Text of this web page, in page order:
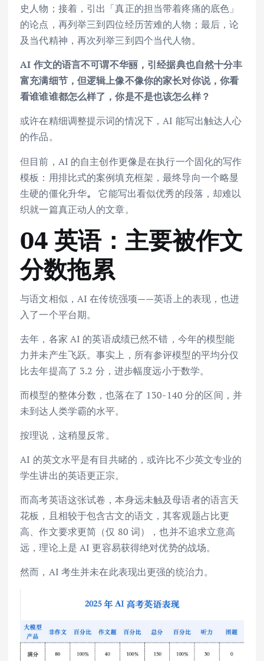
史人物；接着，引出「真正的担当带着疼痛的底色」
的论点，再列举三到四位经历苦难的人物；最后，论
及当代精神，再次列举三到四个当代人物。
AI 作文的语言不可谓不华丽，引经据典也自然十分丰
富充满细节，但逻辑上像不像你的家长对你说，你看
看谁谁谁都怎么样了，你是不是也该怎么样？
或许在精细调整提示词的情况下，AI 能写出触达人心
的作品。
但目前，AI 的自主创作更像是在执行一个固化的写作
模板：用排比式的案例填充框架，最终导向一个略显
生硬的僵化升华。
它能写出看似优秀的段落，却难以
织就一篇真正动人的文章。
04 英语：主要被作文
分数拖累
与语文相似，AI 在传统强项——英语上的表现，也进
入了一个平台期。
去年，各家 AI 的英语成绩已然不错，今年的模型能
力并未产生飞跃。事实上，所有参评模型的平均分仅
比去年提高了 3.2 分，进步幅度远小于数学。
而模型的整体分数，也落在了 130-140 分的区间，并
未到达人类学霸的水平。
按理说，这稍显反常。
AI 的英文水平是有目共睹的，或许比不少英文专业的
学生讲出的英语更正宗。
而高考英语这张试卷，本身远未触及母语者的语言天
花板，且相较于包含古文的语文，其客观题占比更
高、作文要求更简（仅 80 词），也并不追求立意高
远，理论上是 AI 更容易获得绝对优势的战场。
然而，AI 考生并未在此表现出更强的统治力。